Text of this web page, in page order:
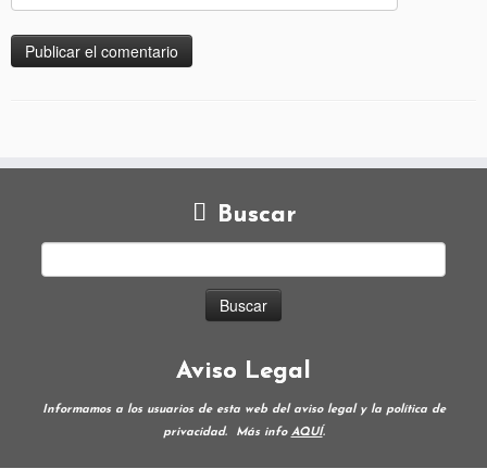
Buscar
Aviso Legal
Informamos a los usuarios de esta web del aviso legal y la política de
privacidad.
Más info AQUÍ.